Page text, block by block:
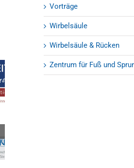
Vorträge
Wirbelsäule
Wirbelsäule & Rücken
Zentrum für Fuß und